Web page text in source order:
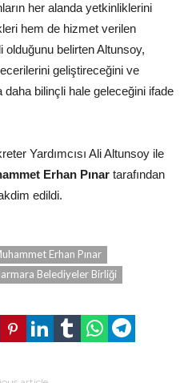
her alanda yetkinliklerini
hem de hizmet verilen
olduğunu belirten Altunsoy,
geliştireceğini ve
bilinçli hale geleceğini ifade
Yardımcısı Ali Altunsoy ile
Erhan Pınar tarafından
edildi.
Erhan Pınar
Belediyeler Birliği